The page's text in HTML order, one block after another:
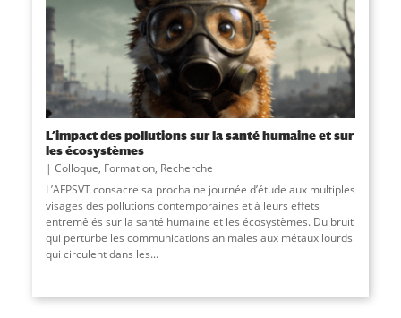
L’impact des pollutions sur la santé humaine et sur
les écosystèmes
Colloque, Formation, Recherche
L’AFPSVT consacre sa prochaine journée d’étude aux multiples
visages des pollutions contemporaines et à leurs effets
entremêlés sur la santé humaine et les écosystèmes. Du bruit
qui perturbe les communications animales aux métaux lourds
qui circulent dans les...